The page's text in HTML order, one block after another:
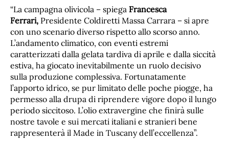
“La campagna olivicola – spiega Francesca
Ferrari, Presidente Coldiretti Massa Carrara – si apre
con uno scenario diverso rispetto allo scorso anno.
L’andamento climatico, con eventi estremi
caratterizzati dalla gelata tardiva di aprile e dalla siccità
estiva, ha giocato inevitabilmente un ruolo decisivo
sulla produzione complessiva. Fortunatamente
l’apporto idrico, se pur limitato delle poche piogge, ha
permesso alla drupa di riprendere vigore dopo il lungo
periodo siccitoso. L’olio extravergine che finirà sulle
nostre tavole e sui mercati italiani e stranieri bene
rappresenterà il Made in Tuscany dell’eccellenza”.